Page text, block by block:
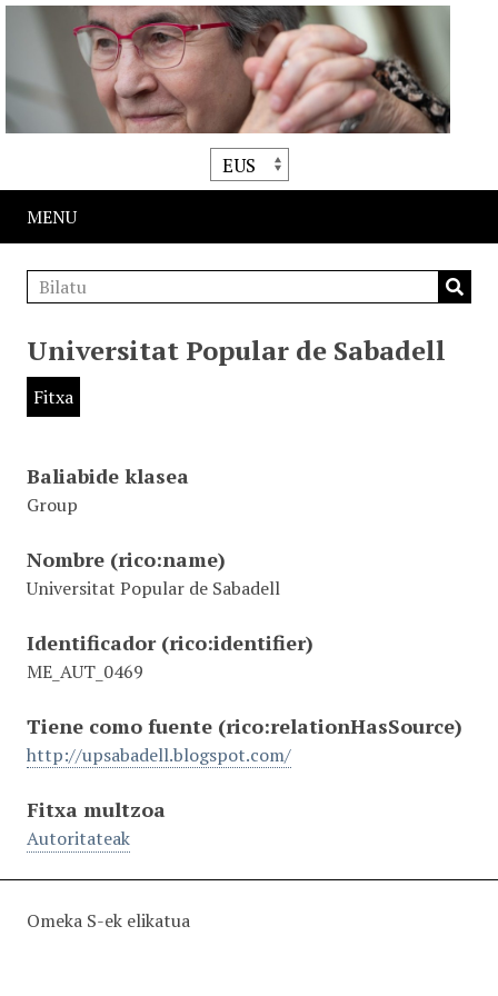
MENU
Universitat Popular de Sabadell
Fitxa
Baliabide klasea
Group
Nombre (rico:name)
Universitat Popular de Sabadell
Identificador (rico:identifier)
ME_AUT_0469
Tiene como fuente (rico:relationHasSource)
http://upsabadell.blogspot.com/
Fitxa multzoa
Autoritateak
Omeka S-ek elikatua